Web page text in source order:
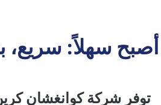
أصبح سهلاً:
توفر شركة كوانغشان